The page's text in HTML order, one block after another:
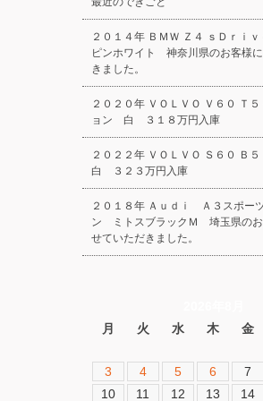
２０１４年 ＢＭＷ Ｚ４ ｓＤｒｉ
ピンホワイト 神奈川県のお客様
きました。
２０２０年 ＶＯＬＶＯ Ｖ６０ Ｔ
ョン 白 ３１８万円入庫
２０２２年 ＶＯＬＶＯ Ｓ６０ Ｂ
白 ３２３万円入庫
２０１８年 Ａｕｄｉ Ａ３スポー
ン ミトスブラックＭ 埼玉県のお
せていただきました。
月
火 水 木 金
3
4 5 6 7
10
11 12 13 14